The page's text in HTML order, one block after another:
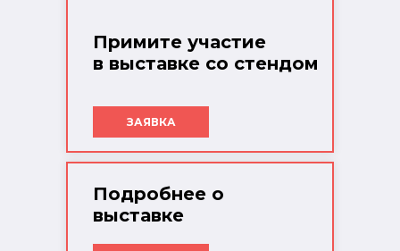
Примите участие
в выставке со стендом
ЗАЯВКА
Подробнее о
выставке